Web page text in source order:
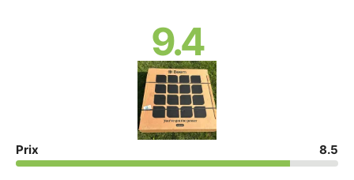
9.4
Prix 8.5